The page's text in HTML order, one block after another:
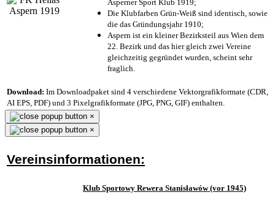
Asperner Sport Klub 1919;
Die Klubfarben Grün-Weiß sind identisch, sowie
die das Gründungsjahr 1910;
Aspern ist ein kleiner Bezirksteil aus Wien dem
22. Bezirk und das hier gleich zwei Vereine
gleichzeitig gegründet wurden, scheint sehr
fraglich.
Download: Im Downloadpaket sind 4 verschiedene Vektorgrafikformate (CDR,
AI EPS, PDF) und 3 Pixelgrafikformate (JPG, PNG, GIF) enthalten.
×
×
Vereinsinformationen:
Klub Sportowy Rewera Stanisławów (vor 1945)